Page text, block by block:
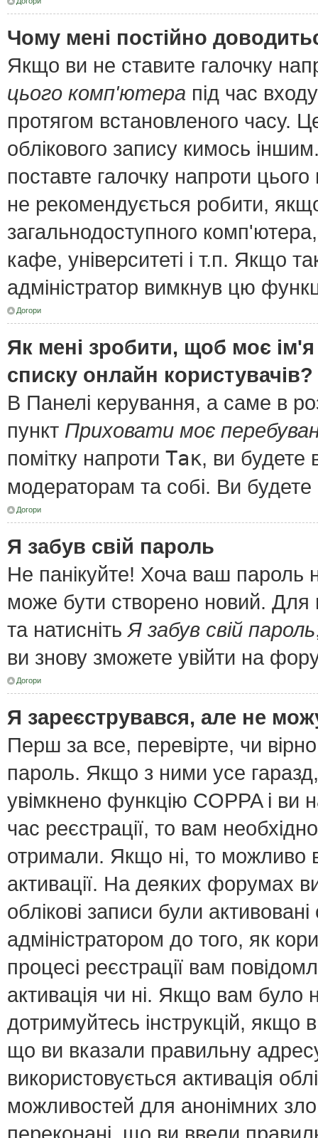
Чому мені постійно
Якщо ви не ставите галочку
цього комп'ютера під час
протягом встановленого часу.
облікового запису кимось
поставте галочку напроти
не рекомендується робити,
загальнодоступного
кафе, університеті і т.п. Якщо
адміністратор вимкнув цю
Догори
Як мені зробити, щоб моє
списку онлайн користувачів?
В Панелі керування, а саме в
пункт Приховати моє
помітку напроти Так, ви будете
модераторам та собі. Ви
Догори
Я забув свій пароль
Не панікуйте! Хоча ваш пароль
може бути створено новий. Для
та натисніть Я забув свій пароль
ви знову зможете увійти на
Догори
Я зареєструвався, але не
Перш за все, перевірте, чи
пароль. Якщо з ними усе
увімкнено функцію COPPA і ви
час реєстрації, то вам
отримали. Якщо ні, то можливо
активації. На деяких форумах
облікові записи були
адміністратором до того, як
процесі реєстрації вам
активація чи ні. Якщо вам
дотримуйтесь інструкцій,
що ви вказали правильну
використовується активація
можливостей для анонімних